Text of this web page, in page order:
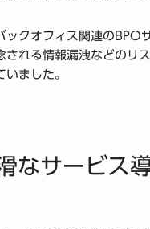
ックオフィス関連のBPO
される情報漏洩などのリ
ました。
なサービス